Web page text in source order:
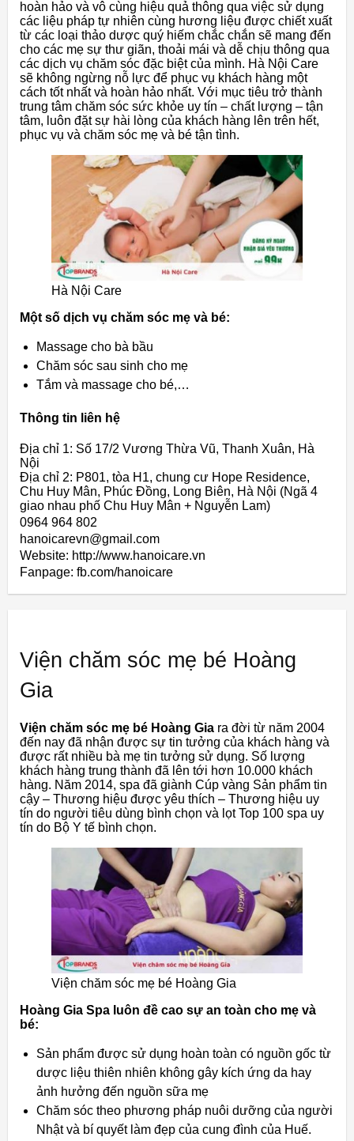
hoàn hảo và vô cùng hiệu quả thông qua việc sử dụng
các liệu pháp tự nhiên cùng hương liệu được chiết xuất
từ ​​các loại thảo dược quý hiếm chắc chắn sẽ mang đến
cho các mẹ sự thư giãn, thoải mái và dễ chịu thông qua
các dịch vụ chăm sóc đặc biệt của mình. Hà Nội Care
sẽ không ngừng nỗ lực để phục vụ khách hàng một
cách tốt nhất và hoàn hảo nhất. Với mục tiêu trở thành
trung tâm chăm sóc sức khỏe uy tín – chất lượng – tận
tâm, luôn đặt sự hài lòng của khách hàng lên trên hết,
phục vụ và chăm sóc mẹ và bé tận tình.
Hà Nội Care
Một số dịch vụ chăm sóc mẹ và bé:
Massage cho bà bầu
Chăm sóc sau sinh cho mẹ
Tắm và massage cho bé,…
Thông tin liên hệ
Địa chỉ 1: Số 17/2 Vương Thừa Vũ, Thanh Xuân, Hà
Nội
Địa chỉ 2: P801, tòa H1, chung cư Hope Residence,
Chu Huy Mân, Phúc Đồng, Long Biên, Hà Nội (Ngã 4
giao nhau phố Chu Huy Mân + Nguyễn Lam)
0964 964 802
hanoicarevn@gmail.com
Website: http://www.hanoicare.vn
Fanpage: fb.com/hanoicare
Viện chăm sóc mẹ bé Hoàng
Gia
Viện chăm sóc mẹ bé Hoàng Gia ra đời từ năm 2004
đến nay đã nhận được sự tin tưởng của khách hàng và
được rất nhiều bà mẹ tin tưởng sử dụng. Số lượng
khách hàng trung thành đã lên tới hơn 10.000 khách
hàng. Năm 2014, spa đã giành Cúp vàng Sản phẩm tin
cậy – Thương hiệu được yêu thích – Thương hiệu uy
tín do người tiêu dùng bình chọn và lọt Top 100 spa uy
tín do Bộ Y tế bình chọn.
Viện chăm sóc mẹ bé Hoàng Gia
Hoàng Gia Spa luôn đề cao sự an toàn cho mẹ và
bé:
Sản phẩm được sử dụng hoàn toàn có nguồn gốc từ
dược liệu thiên nhiên không gây kích ứng da hay
ảnh hưởng đến nguồn sữa mẹ
Chăm sóc theo phương pháp nuôi dưỡng của người
Nhật và bí quyết làm đẹp của cung đình của Huế.